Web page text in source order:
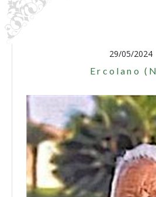
29/05/2024
Ercolano